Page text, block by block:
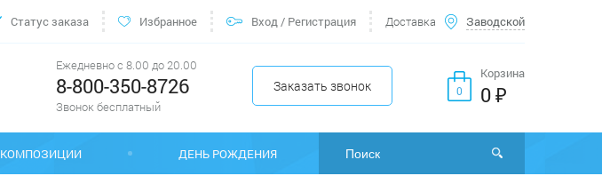
Статус заказа Избранное Вход/ Регистрация Доставка Заводской
Ежедневно с 8.00 до 20.00
8-800-350-8726
Звонок бесплатный
Заказать звонок 0
Корзина
0 ₽
КОМПОЗИЦИИ ДЕНЬ РОЖДЕНИЯ